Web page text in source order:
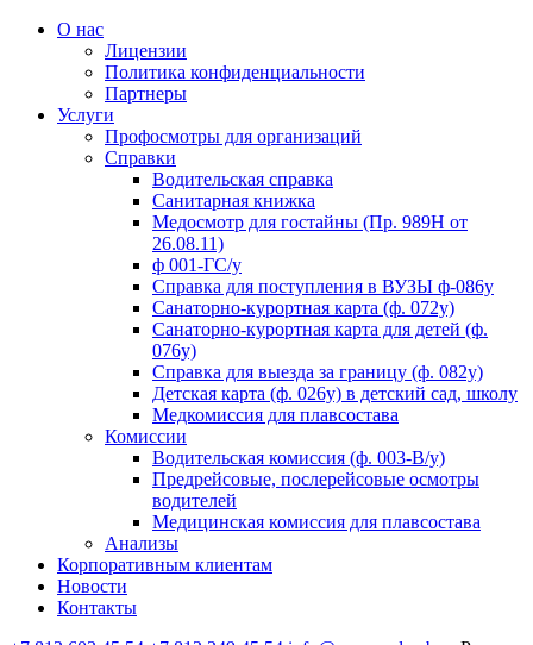
О нас
Лицензии
Политика конфиденциальности
Партнеры
Услуги
Профосмотры для организаций
Справки
Водительская справка
Санитарная книжка
Медосмотр для гостайны (Пр. 989Н от
26.08.11)
ф 001-ГС/у
Справка для поступления в ВУЗЫ ф-086у
Санаторно-курортная карта (ф. 072у)
Санаторно-курортная карта для детей (ф.
076у)
Справка для выезда за границу (ф. 082у)
Детская карта (ф. 026у) в детский сад, школу
Медкомиссия для плавсостава
Комиссии
Водительская комиссия (ф. 003-В/у)
Предрейсовые, послерейсовые осмотры
водителей
Медицинская комиссия для плавсостава
Анализы
Корпоративным клиентам
Новости
Контакты